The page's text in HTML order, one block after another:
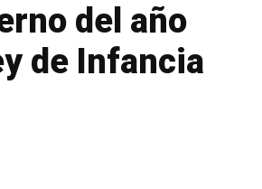
del año
de Infancia